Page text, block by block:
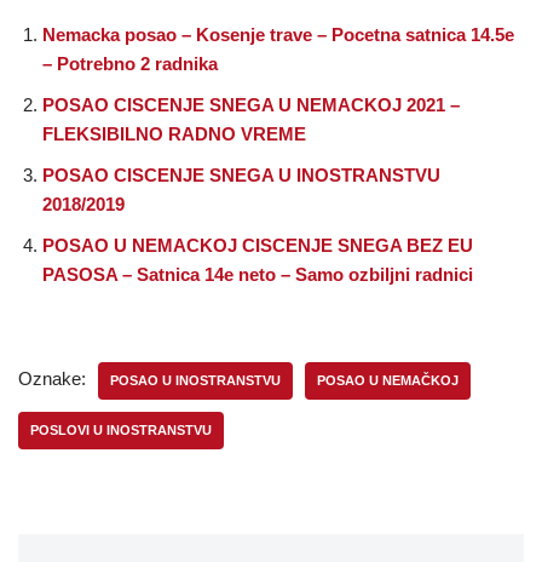
Nemacka posao – Kosenje trave – Pocetna satnica 14.5e
– Potrebno 2 radnika
POSAO CISCENJE SNEGA U NEMACKOJ 2021 –
FLEKSIBILNO RADNO VREME
POSAO CISCENJE SNEGA U INOSTRANSTVU
2018/2019
POSAO U NEMACKOJ CISCENJE SNEGA BEZ EU
PASOSA – Satnica 14e neto – Samo ozbiljni radnici
Oznake: POSAO U INOSTRANSTVU POSAO U NEMAČKOJ
POSLOVI U INOSTRANSTVU